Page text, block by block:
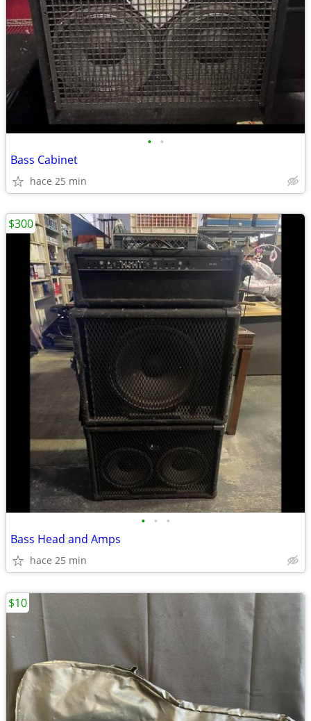
• •
Bass Cabinet
hace 25 min
• • •
Bass Head and Amps
hace 25 min
$300
$10